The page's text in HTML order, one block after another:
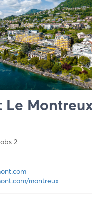
Le Montreux
2
montreux